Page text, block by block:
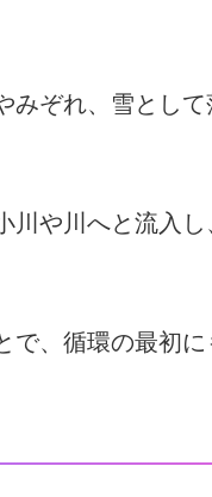
みぞれ、雪とし
川や川へと流入
、循環の最初に